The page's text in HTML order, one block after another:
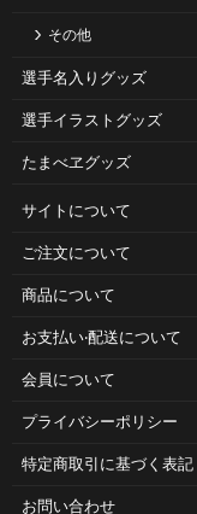
その他
選手名入りグッズ
選手イラストグッズ
たまべヱグッズ
サイトについて
ご注⽂について
商品について
お⽀払い‧配送について
会員について
プライバシーポリシー
特定商取引に基づく表記
お問い合わせ